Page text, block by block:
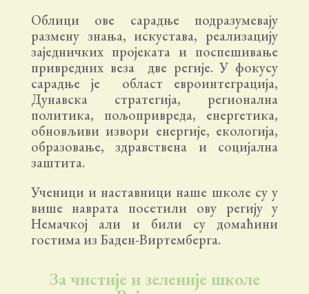
Облици ове сарадње подразумевају
размену знања, искустава, реализацију
заједничких пројеката и поспешивање
привредних веза две регије. У фокусу
сарадње је област евроинтеграција,
Дунавска стратегија, регионална
политика, пољопривреда, енергетика,
обновљиви извори енергије, екологија,
образовање, здравствена и социјална
заштита.
Ученици и наставници наше школе су у
више наврата посетили ову регију у
Немачкој али и били су домаћини
гостима из Баден-Виртемберга.
За чистије и зеленије школе